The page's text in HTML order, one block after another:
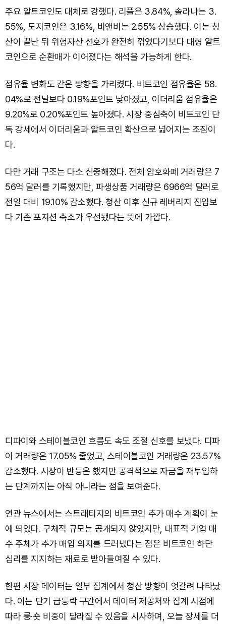
주요 알트코인도 대체로 강했다. 리플은 3.84%, 솔라나는 3.
55%, 도지코인은 3.16%, 비앤비는 2.55% 상승했다. 이는 청
산이 끝난 뒤 위험자산 선호가 완전히 꺾였다기보다 대형 알트
코인으로 순환매가 이어졌다는 해석을 가능하게 한다.
점유율 변화도 같은 방향을 가리켰다. 비트코인 점유율은 58.
04%로 전날보다 0.19%포인트 낮아졌고, 이더리움 점유율은
9.20%로 0.20%포인트 높아졌다. 시장 중심축이 비트코인 단
독 강세에서 이더리움과 알트코인 확산으로 넓어지는 조짐이
다.
다만 거래 구조는 다소 신중해졌다. 전체 암호화폐 거래량은 7
56억 달러를 기록했지만, 파생상품 거래량은 6966억 달러로
전일 대비 19.10% 감소했다. 청산 이후 신규 레버리지 진입보
다 기존 포지션 축소가 우선됐다는 뜻에 가깝다.
디파이와 스테이블코인 흐름도 속도 조절 신호를 보냈다. 디파
이 거래량은 17.05% 줄었고, 스테이블코인 거래량은 23.57%
감소했다. 시장이 반등은 했지만 공격적으로 자금을 재투입하
는 단계까지는 아직 아니라는 점을 보여준다.
연관 뉴스에서는 스트래티지의 비트코인 추가 매수 계획이 눈
에 띄었다. 구체적 규모는 공개되지 않았지만, 대표적 기업 매
수 주체가 추가 매입 의지를 드러냈다는 점은 비트코인 하단
심리를 지지하는 재료로 받아들여질 수 있다.
한편 시장 데이터는 일부 집계에서 청산 방향이 엇갈려 나타났
다. 이는 단기 급등락 구간에서 데이터 제공처와 집계 시점에
따라 롱·숏 비중이 달라질 수 있음을 시사하며, 오늘 장세를 더